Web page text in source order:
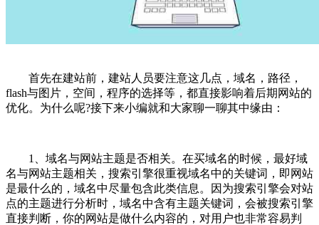
首先在建站前，建站人员要注意这几点，域名，路径，
flash与图片，空间，程序的选择等，都直接影响着后期网站的
优化。为什么呢?接下来小编就和大家聊一聊其中缘由：
1、域名与网站主题是否相关。在买域名的时候，最好域
名与网站主题相关，搜索引擎很重视域名中的关键词，即网站
是最什么的，域名中尽量包含此类信息。因为搜索引擎会对站
点的主题进行分析时，域名中含有主题关键词，会被搜索引擎
直接判断，你的网站是做什么内容的，对用户也非常容易判